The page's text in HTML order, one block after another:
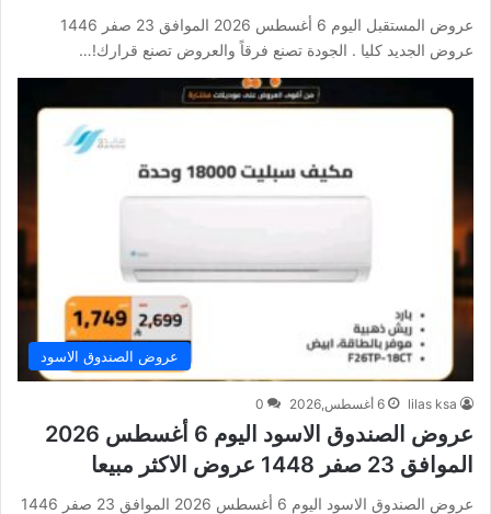
عروض المستقبل اليوم 6 أغسطس 2026 الموافق 23 صفر 1446
عروض الجديد كليا . الجودة تصنع فرقاً والعروض تصنع قرارك!…
عروض الصندوق الاسود
lilas ksa 6 أغسطس,2026 0
عروض الصندوق الاسود اليوم 6 أغسطس 2026
الموافق 23 صفر 1448 عروض الاكثر مبيعا
عروض الصندوق الاسود اليوم 6 أغسطس 2026 الموافق 23 صفر 1446